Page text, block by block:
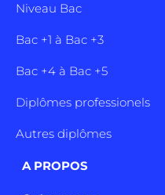
Niveau Bac
Bac +1 à Bac +3
Bac +4 à Bac +5
Diplômes professionels
Autres diplômes
A PROPOS